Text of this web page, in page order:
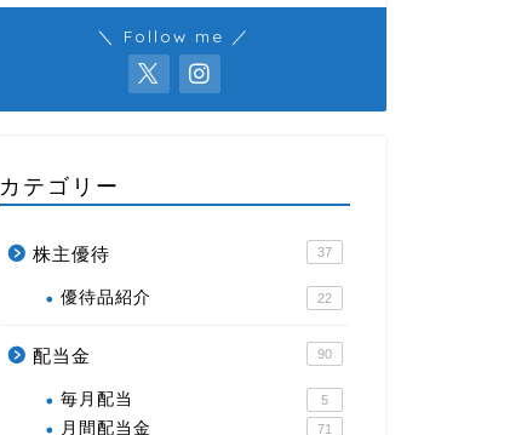
＼ Follow me ／
カテゴリー
株主優待 37
優待品紹介 22
配当金 90
毎月配当 5
月間配当金 71